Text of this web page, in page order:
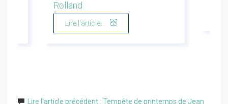
Rolland
Lire l'article...
Lire l'article précédent : Tempête de printemps de Jean